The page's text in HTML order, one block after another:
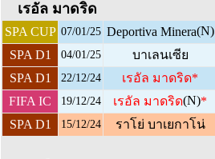
เรอัล มาดริด
SPA CUP 07/01/25 Deportiva Minera(N)
SPA D1
04/01/25 บาเลนเซีย
SPA D1
22/12/24 เรอัล มาดริด*
FIFA IC
19/12/24 เรอัล มาดริด(N)*
SPA D1
15/12/24 ราโย่ บาเยกาโน่